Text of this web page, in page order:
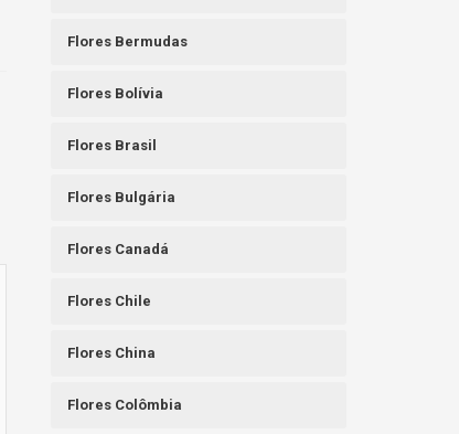
Flores Bermudas
Flores Bolívia
Flores Brasil
Flores Bulgária
Flores Canadá
Flores Chile
Flores China
Flores Colômbia